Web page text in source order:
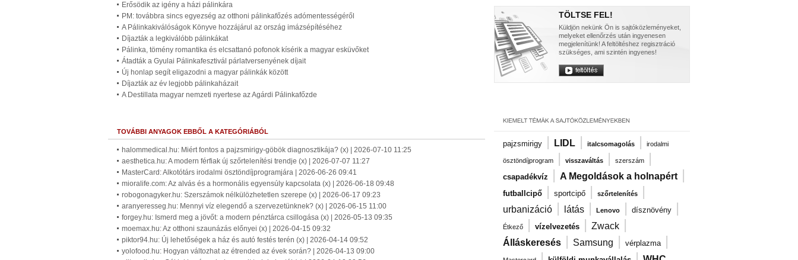
Erősödik az igény a házi pálinkára
PM: továbbra sincs egyezség az otthoni pálinkafőzés adómentességéről
A Pálinkakiválóságok Könyve hozzájárul az ország imázsépítéséhez
Díjazták a legkiválóbb pálinkákat
Pálinka, tömény romantika és elcsattanó pofonok kísérik a magyar esküvőket
Átadták a Gyulai Pálinkafesztivál párlatversenyének díjait
Új honlap segít eligazodni a magyar pálinkák között
Díjazták az év legjobb pálinkaházait
A Destillata magyar nemzeti nyertese az Agárdi Pálinkafőzde
TOVÁBBI ANYAGOK EBBŐL A KATEGÓRIÁBÓL
halommedical.hu: Miért fontos a pajzsmirigy-göbök diagnosztikája? (x) | 2026-07-10 11:25
aesthetica.hu: A modern férfiak új szőrtelenítési trendje (x) | 2026-07-07 11:27
MasterCard: Alkotótárs irodalmi ösztöndíjprogramjára | 2026-06-26 09:41
mioralife.com: Az alvás és a hormonális egyensúly kapcsolata (x) | 2026-06-18 09:48
robogonagyker.hu: Szerszámok nélkülözhetetlen szerepe (x) | 2026-06-17 09:23
aranyeresseg.hu: Mennyi víz elegendő a szervezetünknek? (x) | 2026-06-15 11:00
forgey.hu: Ismerd meg a jövőt: a modern pénztárca csillogása (x) | 2026-05-13 09:35
moemax.hu: Az otthoni szaunázás előnyei (x) | 2026-04-15 09:32
piktor94.hu: Új lehetőségek a ház és autó festés terén (x) | 2026-04-14 09:52
yolofood.hu: Hogyan változhat az étrended az évek során? | 2026-04-13 09:00
TÖLTSE FEL!
Küldjön nekünk Ön is sajtóközleményeket,
melyeket ellenőrzés után ingyenesen
megjelenítünk! A feltöltéshez regisztráció
szükséges, ami szintén ingyenes!
pajzsmirigy | LIDL | italcsomagolás | irodalmi
ösztöndíjprogram | visszaváltás | szerszám |
csapadékvíz | A Megoldások a holnapért |
futballcipő | sportcipő | szőrtelenítés |
urbanizáció | látás | Lenovo | dísznövény |
Étkező | vízelvezetés | Zwack |
Álláskeresés | Samsung | vérplazma |